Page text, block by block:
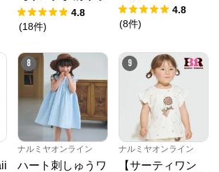
ンフラワーキャッ
トワンピース
4.8
(18件)
4.8
(8件)
8
ナルミヤオンライン
ハート刺しゅうワ
9
ナルミヤオンライン
【サーティワン